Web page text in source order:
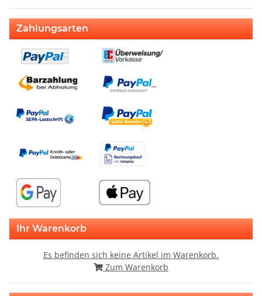
Zahlungsarten
Ihr Warenkorb
Es befinden sich keine Artikel im Warenkorb.
Zum Warenkorb